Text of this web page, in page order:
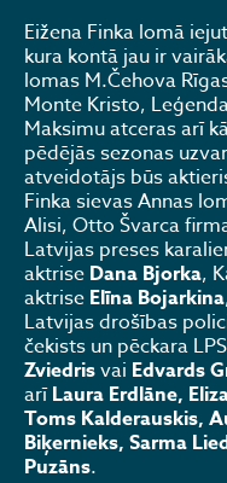
Eižena Finka lomā
kura kontā jau ir
lomas M.Čehova
Monte Kristo,
Maksimu atceras arī
pēdējās sezonas
atveidotājs būs
Finka sievas Annas
Alisi, Otto Švarca
Latvijas preses
aktrise Dana Bjorka,
aktrise Elīna Bojarkina
Latvijas drošības
čekists un pēckara
Zviedrisvai Edvards
arīLaura Erdlāne,
Toms Kalderauskis,
Biķernieks, Sarma
Puzāns.